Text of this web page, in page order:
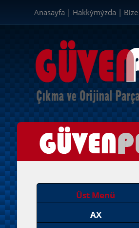
Anasayfa | Hakkýmýzda |
Üst Menü
AX